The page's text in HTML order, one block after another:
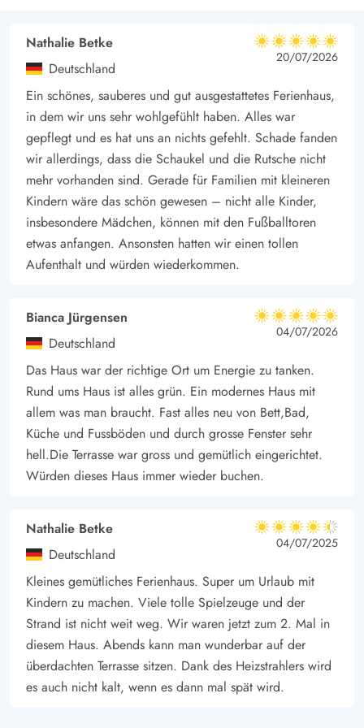
alles Notwendige für den täglichen Bedarf zu besorgen. Ob
frische Zutaten für ein gemeinsames Abendessen oder kleine
Souvenirs und Erinnerungsstücke, in den örtlichen Geschäften
findet ihr eine Vielzahl an Angeboten. Diese gute Anbindung
ermöglicht es, spontane Einkaufsbummel in den Tagesablauf
einzubauen, ohne weite Wege zurücklegen zu müssen.
Nathalie Betke
Deutschland
5 von 5
5 von 5
5 out of 5
20/07/2026
Ein schönes, sauberes und gut ausgestattetes Ferienhaus,
in dem wir uns sehr wohlgefühlt haben. Alles war
gepflegt und es hat uns an nichts gefehlt. Schade fanden
wir allerdings, dass die Schaukel und die Rutsche nicht
mehr vorhanden sind. Gerade für Familien mit kleineren
Kindern wäre das schön gewesen – nicht alle Kinder,
insbesondere Mädchen, können mit den Fußballtoren
etwas anfangen. Ansonsten hatten wir einen tollen
Aufenthalt und würden wiederkommen.
Bianca Jürgensen
Deutschland
5 von 5
5 von 5
5 out of 5
04/07/2026
Das Haus war der richtige Ort um Energie zu tanken.
Rund ums Haus ist alles grün. Ein modernes Haus mit
allem was man braucht. Fast alles neu von Bett,Bad,
Küche und Fussböden und durch grosse Fenster sehr
hell.Die Terrasse war gross und gemütlich eingerichtet.
Würden dieses Haus immer wieder buchen.
Nathalie Betke
Deutschland
4.5 von 5
4.5 von 5
4.5 out of 5
04/07/2025
Kleines gemütliches Ferienhaus. Super um Urlaub mit
Kindern zu machen. Viele tolle Spielzeuge und der
Strand ist nicht weit weg. Wir waren jetzt zum 2. Mal in
diesem Haus. Abends kann man wunderbar auf der
überdachten Terrasse sitzen. Dank des Heizstrahlers wird
es auch nicht kalt, wenn es dann mal spät wird.